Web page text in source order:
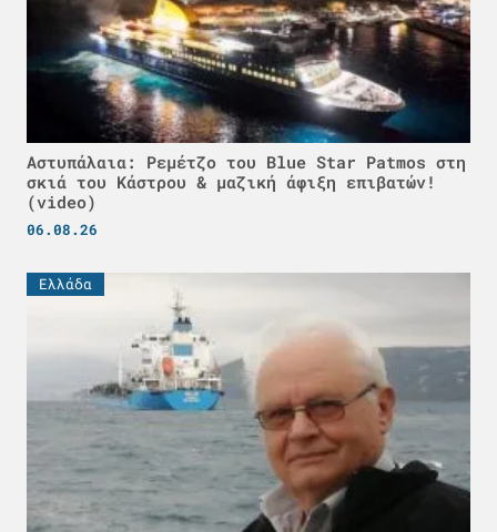
Αστυπάλαια: Ρεμέτζο του Blue Star Patmos στη
σκιά του Κάστρου & μαζική άφιξη επιβατών!
(video)
06.08.26
Ελλάδα